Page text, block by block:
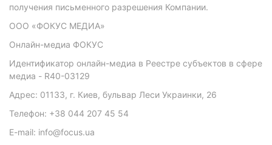
получения письменного разрешения Компании.
ООО «ФОКУС МЕДИА»
Онлайн-медиа ФОКУС
Идентификатор онлайн-медиа в Реестре субъектов в сфере
медиа - R40-03129
Адрес: 01133, г. Киев, бульвар Леси Украинки, 26
Телефон: +38 044 207 45 54
E-mail: info@focus.ua